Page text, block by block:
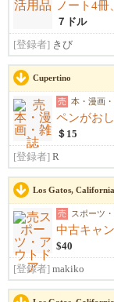
ノート4
７ドル
[登録者] きび
Cupertino
売 本・漫画
ペンがお
＄15
[登録者] R
Los Gatos, California
売 スポーツ
中古キャ
$40
[登録者] makiko